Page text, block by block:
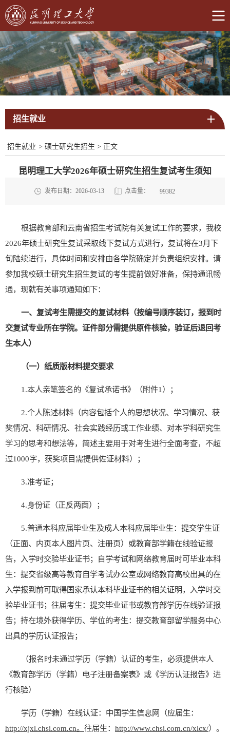
招生就业
招生就业 > 硕士研究生招生 > 正文
昆明理工大学2026年硕士研究生招生复试考生须知
发布日期：2026-03-13 点击量： 99382
根据教育部和云南省招生考试院有关复试工作的要求，我校
2026年硕士研究生复试采取线下复试方式进行，复试将在3月下
旬陆续进行，具体时间和安排由各学院确定并负责组织安排。 请
参加我校硕士研究生招生复试的考生提前做好准备，保持通讯畅
通，现就有关事项通知如下：
一、 复试考生需提交的复试材料（按编号顺序装订，报到时
交复试专业所在学院。证件部分需提供原件核验，验证后退回考
生本人）
（一） 纸质版材料提交要求
1.本人亲笔签名的《复试承诺书》（附件1 ）；
2.个人陈述材料（内容包括个人的思想状况、学习情况、获
奖情况、科研情况、社会实践经历或工作业绩、对本学科研究生
学习的思考和想法等，简述主要用于对考生进行全面考查，不超
过1000字，获奖项目需提供佐证材料）；
3.准考证；
4.身份证（正反两面）；
5.普通本科应届毕业生及成人本科应届毕业生：提交学生证
（正面、内页本人图片页、注册页）或教育部学籍在线验证报
告，入学时交验毕业证书；自学考试和网络教育届时可毕业本科
生：提交省级高等教育自学考试办公室或网络教育高校出具的在
入学报到前可取得国家承认本科毕业证书的相关证明，入学时交
验毕业证书；往届考生：提交毕业证书或教育部学历在线验证报
告；持在境外获得学历、学位的考生：提交教育部留学服务中心
出具的学历认证报告；
（报名时未通过学历（学籍）认证的考生， 必须提供本人
《教育部学历（学籍）电子注册备案表》或《学历认证报告》 进
行核验）
学历（学籍）在线认证：中国学生信息网（应届生：
http://xjxl.chsi.com.cn。 往届生： http://www.chsi.com.cn/xlcx/）。